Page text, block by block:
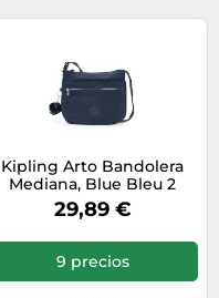
Kipling Arto Bandolera
Mediana, Blue Bleu 2
(Azul)
29,89 €
9 precios